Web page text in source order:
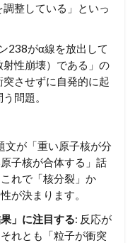
整している」といっ
238がα線を放出して
射性崩壊）である」の
させずに自発的に起
問題。
文が「重い原子核が分
子核が合体する」話
れで「核分裂」か
が決まります。
」に注目する: 反応が
れとも「粒子が衝突